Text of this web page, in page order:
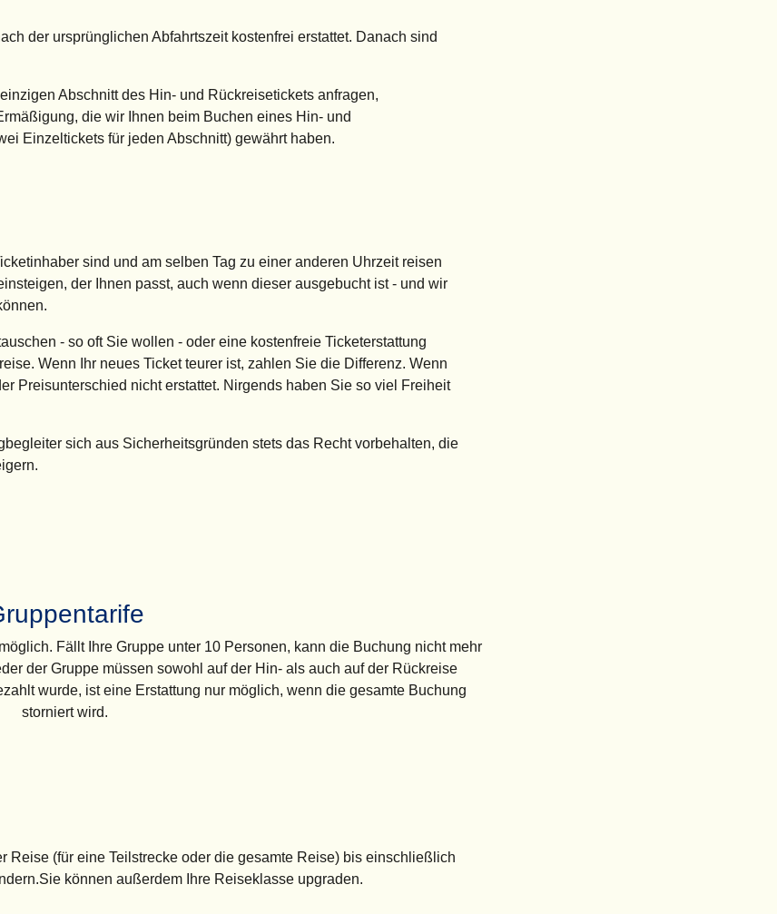
der ursprünglichen Abfahrtszeit kostenfrei erstattet. Danach sind
Abschnitt des Hin- und Rückreisetickets anfragen,
die wir Ihnen beim Buchen eines Hin- und
Einzeltickets für jeden Abschnitt) gewährt haben.
sind und am selben Tag zu einer anderen Uhrzeit reisen
der Ihnen passt, auch wenn dieser ausgebucht ist - und wir
- so oft Sie wollen - oder eine kostenfreie Ticketerstattung
Wenn Ihr neues Ticket teurer ist, zahlen Sie die Differenz. Wenn
Preisunterschied nicht erstattet. Nirgends haben Sie so viel Freiheit
sich aus Sicherheitsgründen stets das Recht vorbehalten, die
möglich. Fällt Ihre Gruppe unter 10 Personen, kann die Buchung nicht mehr
der Gruppe müssen sowohl auf der Hin- als auch auf der Rückreise
wurde, ist eine Erstattung nur möglich, wenn die gesamte Buchung
storniert wird.
Reise (für eine Teilstrecke oder die gesamte Reise) bis einschließlich
können außerdem Ihre Reiseklasse upgraden.